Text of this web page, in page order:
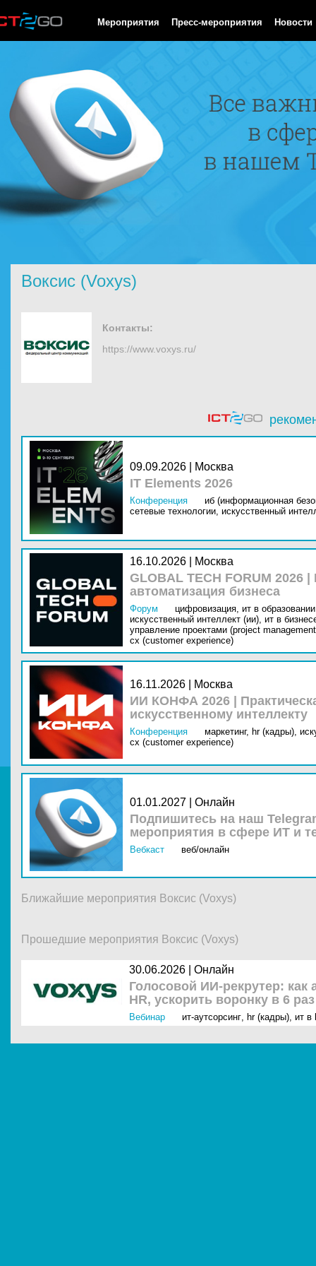
Мероприятия Пресс-мероприятия Новости
Воксис (Voxys)
Контакты:
https://www.voxys.ru/
09.09.2026 | Москва
IT Elements 2026
Конференция
иб (информационная
сетевые технологии, искусственный
16.10.2026 | Москва
GLOBAL TECH FORUM
автоматизация бизнеса
Форум цифровизация, ит в
искусственный интеллект (ии), ит в
управление проектами (project
cx (customer experience)
16.11.2026 | Москва
ИИ КОНФА 2026 |
искусственному интеллекту
Конференция маркетинг, hr (кадры),
cx (customer experience)
01.01.2027 | Онлайн
Подпишитесь на наш
мероприятия в сфере ИТ и
Вебкаст веб/онлайн
Ближайшие мероприятия Воксис (Voxys)
Прошедшие мероприятия Воксис (Voxys)
30.06.2026 | Онлайн
Голосовой ИИ-рекрутер: как
HR, ускорить воронку в 6
Вебинар ит-аутсорсинг, hr (кадры), ит в